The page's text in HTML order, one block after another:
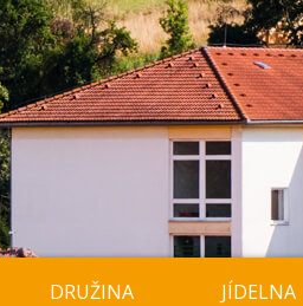
DRUŽINA JÍDELNA